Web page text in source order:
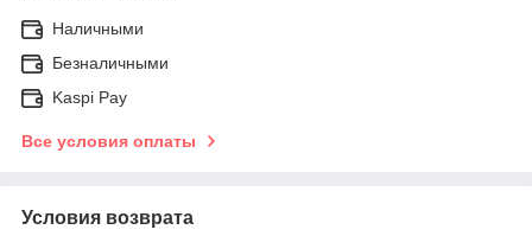
Наличными
Безналичными
Kaspi Pay
Все условия оплаты
Условия возврата